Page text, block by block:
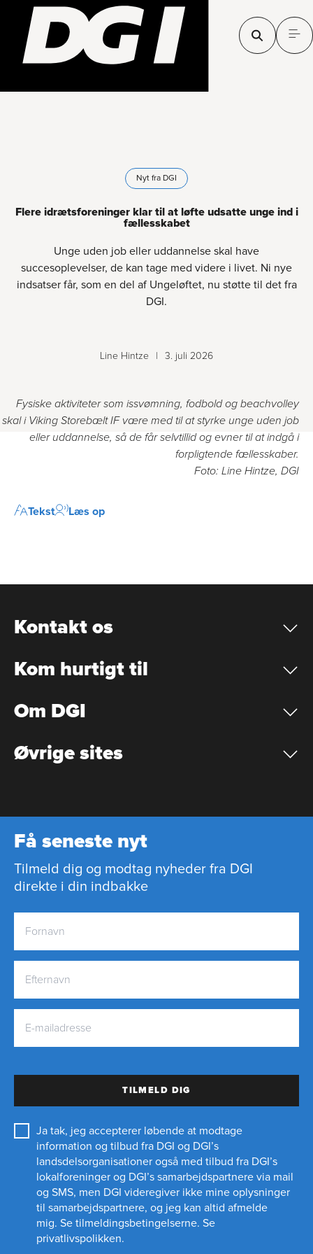
Nyt fra DGI
Flere idrætsforeninger klar til at løfte udsatte unge ind i
fællesskabet
Unge uden job eller uddannelse skal have
succesoplevelser, de kan tage med videre i livet. Ni nye
indsatser får, som en del af Ungeløftet, nu støtte til det fra
DGI.
Line Hintze | 3. juli 2026
Fysiske aktiviteter som issvømning, fodbold og beachvolley
skal i Viking Storebælt IF være med til at styrke unge uden job
eller uddannelse, så de får selvtillid og evner til at indgå i
forpligtende fællesskaber.
Foto: Line Hintze, DGI
Tekst Læs op
Kontakt os
Kom hurtigt til
Om DGI
Øvrige sites
Få seneste nyt
Tilmeld dig og modtag nyheder fra DGI
direkte i din indbakke
TILMELD DIG
Ja tak, jeg accepterer løbende at modtage
information og tilbud fra DGI og DGI’s
landsdelsorganisationer også med tilbud fra DGI’s
lokalforeninger og DGI’s samarbejdspartnere via mail
og SMS, men DGI videregiver ikke mine oplysninger
til samarbejdspartnere, og jeg kan altid afmelde
mig. Se tilmeldingsbetingelserne. Se
privatlivspolikken.